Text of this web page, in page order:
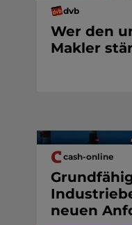
dvb
Wer den
Makler
cash-online
neuen